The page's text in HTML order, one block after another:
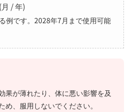
/ 年)
例です。2028年7月まで使用可能
果が薄れたり、体に悪い影響を及
、服用しないでください。